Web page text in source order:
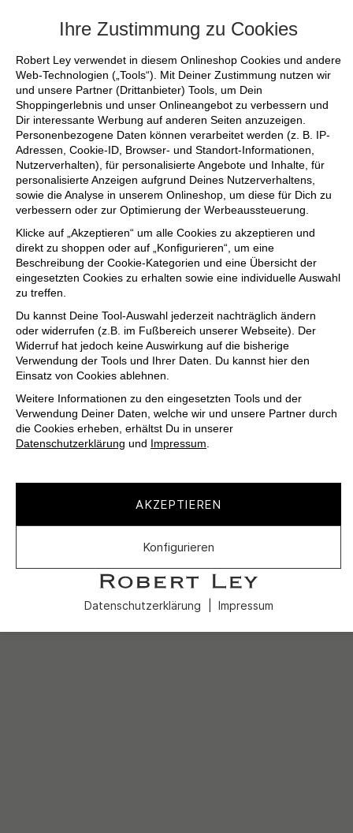
Ihre Zustimmung zu Cookies
Robert Ley verwendet in diesem Onlineshop Cookies und andere
Web-Technologien („Tools“). Mit Deiner Zustimmung nutzen wir
und unsere Partner (Drittanbieter) Tools, um Dein
Shoppingerlebnis und unser Onlineangebot zu verbessern und
Dir interessante Werbung auf anderen Seiten anzuzeigen.
Personenbezogene Daten können verarbeitet werden (z. B. IP-
Adressen, Cookie-ID, Browser- und Standort-Informationen,
Nutzerverhalten), für personalisierte Angebote und Inhalte, für
personalisierte Anzeigen aufgrund Deines Nutzerverhaltens,
sowie die Analyse in unserem Onlineshop, um diese für Dich zu
verbessern oder zur Optimierung der Werbeaussteuerung.
Klicke auf „Akzeptieren“ um alle Cookies zu akzeptieren und
direkt zu shoppen oder auf „Konfigurieren“, um eine
Beschreibung der Cookie-Kategorien und eine Übersicht der
eingesetzten Cookies zu erhalten sowie eine individuelle Auswahl
zu treffen.
Du kannst Deine Tool-Auswahl jederzeit nachträglich ändern
oder widerrufen (z.B. im Fußbereich unserer Webseite). Der
Widerruf hat jedoch keine Auswirkung auf die bisherige
Verwendung der Tools und Ihrer Daten. Du kannst hier den
Einsatz von Cookies ablehnen.
Weitere Informationen zu den eingesetzten Tools und der
Verwendung Deiner Daten, welche wir und unsere Partner durch
die Cookies erheben, erhältst Du in unserer
Datenschutzerklärung und Impressum.
AKZEPTIEREN
Konfigurieren
Datenschutzerklärung Impressum